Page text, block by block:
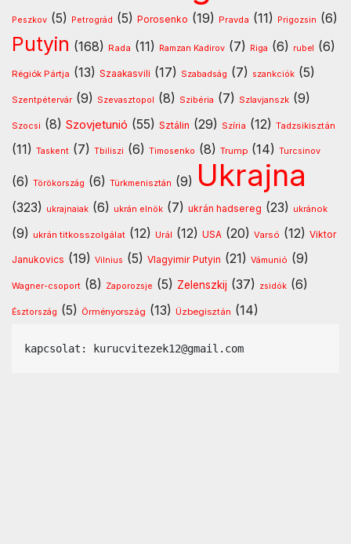
Peszkov (5) Petrográd (5) Porosenko (19) Pravda (11) Prigozsin (6)
Putyin (168) Rada (11) Ramzan Kadirov (7) Riga (6) rubel (6)
Régiók Pártja (13) Szaakasvili (17) Szabadság (7) szankciók (5)
Szentpétervár (9) Szevasztopol (8) Szibéria (7) Szlavjanszk (9)
Szocsi (8) Szovjetunió (55) Sztálin (29) Szíria (12) Tadzsikisztán
(11) Taskent (7) Tbiliszi (6) Timosenko (8) Trump (14) Turcsinov
(6) Törökország (6) Türkmenisztán (9) Ukrajna
(323) ukrajnaiak (6) ukrán elnök (7) ukrán hadsereg (23) ukránok
(9) ukrán titkosszolgálat (12) Urál (12) USA (20) Varsó (12) Viktor
Janukovics (19) Vilnius (5) Vlagyimir Putyin (21) Vámunió (9)
Wagner-csoport (8) Zaporozsje (5) Zelenszkij (37) zsidók (6)
Észtország (5) Örményország (13) Üzbegisztán (14)
kapcsolat: kurucvitezek12@gmail.com